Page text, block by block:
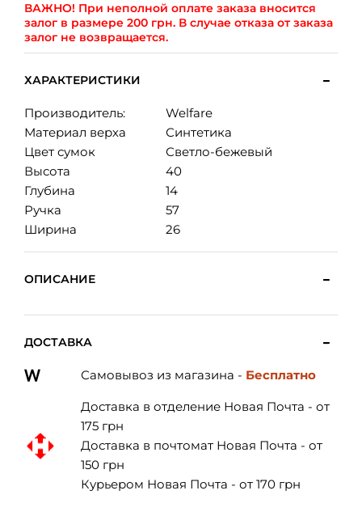
ВАЖНО! При неполной оплате заказа вносится
залог в размере 200 грн. В случае отказа от заказа
залог не возвращается.
ХАРАКТЕРИСТИКИ
Производитель:
Welfare
Материал верха
Синтетика
Цвет сумок
Светло-бежевый
Высота
40
Глубина
14
Ручка
57
Ширина
26
ОПИСАНИЕ
ДОСТАВКА
Самовывоз из магазина - Бесплатно
Доставка в отделение Новая Почта - от
175 грн
Доставка в почтомат Новая Почта - от
150 грн
Курьером Новая Почта - от 170 грн